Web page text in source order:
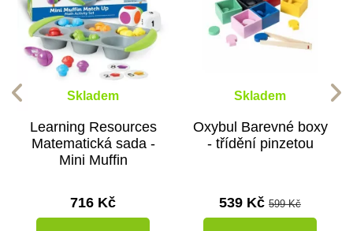
Skladem
Learning Resources
Matematická sada -
Mini Muffin
716 Kč
Skladem
Oxybul Barevné boxy
- třídění pinzetou
539 Kč 599 Kč